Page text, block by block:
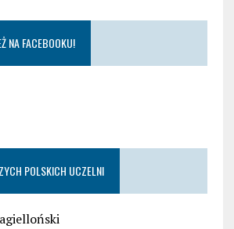
NA FACEBOOKU!
POLSKICH UCZELNI